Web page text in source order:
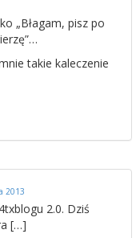
„Błagam, pisz po
takie kaleczenie
2013
2.0. Dziś
[…]